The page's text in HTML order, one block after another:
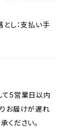
し：支払い手
て5営業日以内
お届けが遅れ
ください。